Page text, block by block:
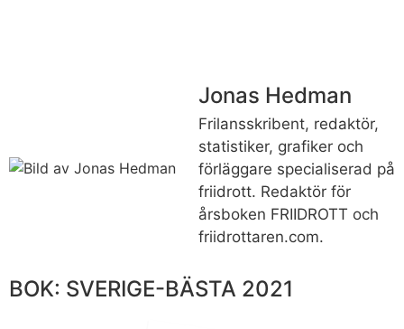
Jonas Hedman
Frilansskribent, redaktör,
statistiker, grafiker och
förläggare specialiserad på
friidrott. Redaktör för
årsboken FRIIDROTT och
friidrottaren.com.
BOK: SVERIGE-BÄSTA 2021